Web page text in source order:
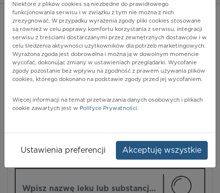
POKAŻ FILTRY
Pharmindex
Niektóre z plików cookies są niezbędne do prawidłowego
funkcjonowania serwisu i w związku z tym nie można z nich
zrezygnować. W przypadku wyrażenia zgody pliki cookies stosowane
są również w celu poprawy komfortu korzystania z serwisu, integracji
serwisu z treściami dostarczanymi przez zewnętrznych dostawców i w
celu śledzenia aktywności użytkowników dla potrzeb marketingowych.
Wyrażona zgoda jest dobrowolna i można ją w dowolnym momencie
wycofać, dokonując zmiany w ustawieniach przeglądarki. Wycofanie
zgody pozostanie bez wpływu na zgodność z prawem używania plików
cookies, którego dokonano na podstawie zgody przed jej wycofaniem.
Więcej informacji na temat przetwarzania danych osobowych i plikach
cookie zawartych jest w Polityce Prywatności.
Ustawienia preferencji Akceptuję wszystkie